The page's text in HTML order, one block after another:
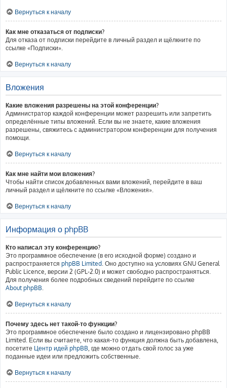
Вернуться к началу
Как мне отказаться от подписки?
Для отказа от подписки перейдите в личный раздел и щёлкните по
ссылке «Подписки».
Вернуться к началу
Вложения
Какие вложения разрешены на этой конференции?
Администратор каждой конференции может разрешить или запретить
определённые типы вложений. Если вы не знаете, какие вложения
разрешены, свяжитесь с администратором конференции для получения
помощи.
Вернуться к началу
Как мне найти мои вложения?
Чтобы найти список добавленных вами вложений, перейдите в ваш
личный раздел и щёлкните по ссылке «Вложения».
Вернуться к началу
Информация о phpBB
Кто написал эту конференцию?
Это программное обеспечение (в его исходной форме) создано и
распространяется phpBB Limited. Оно доступно на условиях GNU General
Public Licence, версии 2 (GPL-2.0) и может свободно распространяться.
Для получения более подробных сведений перейдите по ссылке
About phpBB.
Вернуться к началу
Почему здесь нет такой-то функции?
Это программное обеспечение было создано и лицензировано phpBB
Limited. Если вы считаете, что какая-то функция должна быть добавлена,
посетите Центр идей phpBB, где можно отдать свой голос за уже
поданные идеи или предложить собственные.
Вернуться к началу